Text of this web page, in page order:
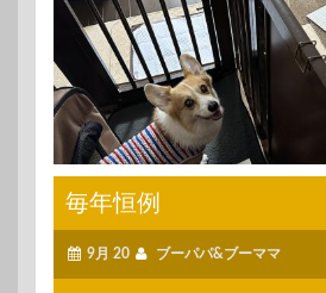
毎年恒例
9月 20 ブーパパ&ブーママ